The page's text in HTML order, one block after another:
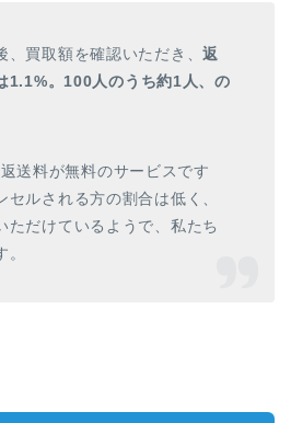
、買取額を確認いただき、返
1.1%。100人のうち約1人、の
送料が無料のサービスです
セルされる方の割合は低く、
ただけているようで、私たち